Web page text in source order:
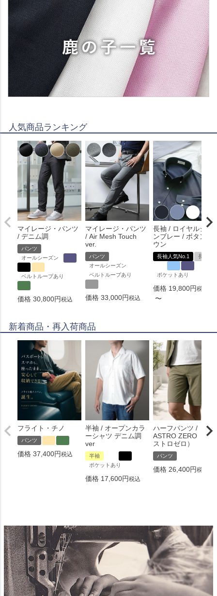
人気商品ランキング
マイレージ・パンツ
/ デニム調
パンツ
オールシーズン
ベルトループあり
価格 30,800 税込
マイレージ・パンツ
/ Air Mesh Touch
ver.
パンツ
オールシーズン
ベルトループあり
価格 33,000 税込
長袖 / ロイヤルシャ
ンブレー / ボタンダ
ウン
長袖人気No.1 長袖
ポケットあり
価格 19,800 税込
〜
新着商品・再入荷商品
フライト・チノ
パンツ
価格 37,400 税込
半袖 / オープンカラ
ーシャツ デニム調
ver
半袖
ポケットあり
価格 17,600 税込
ハーフパンツ /
ASTRO ZERO （ア
ストロゼロ）
パンツ
価格 26,400 税込